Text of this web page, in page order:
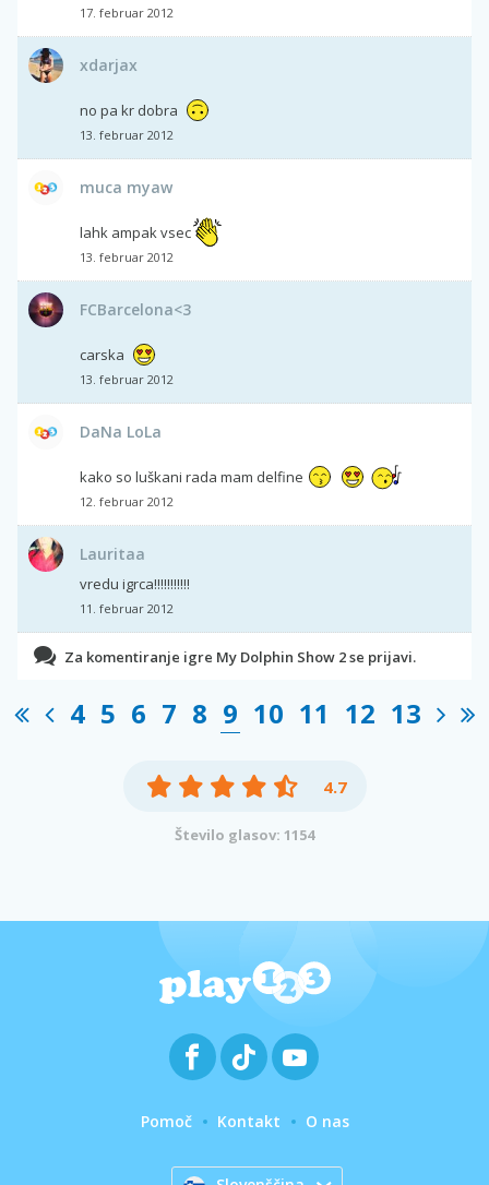
17. februar 2012
xdarjax
no pa kr dobra
13. februar 2012
muca myaw
lahk ampak vsec
13. februar 2012
FCBarcelona<3
carska
13. februar 2012
DaNa LoLa
kako so luškani rada mam delfine
12. februar 2012
Lauritaa
vredu igrca!!!!!!!!!!!
11. februar 2012
Za komentiranje igre My Dolphin Show 2 se prijavi.
4 5 6 7 8 9 10 11 12 13
4.7
Število glasov: 1154
Pomoč Kontakt O nas